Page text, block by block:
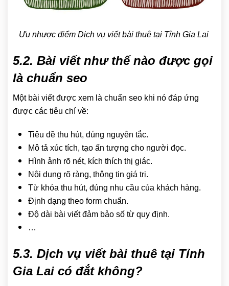
Ưu nhược điểm Dịch vụ viết bài thuê tại Tỉnh Gia Lai
5.2. Bài viết như thế nào được gọi
là chuẩn seo
Một bài viết được xem là chuẩn seo khi nó đáp ứng
được các tiêu chí về:
Tiêu đề thu hút, đúng nguyên tắc.
Mô tả xúc tích, tạo ấn tượng cho người đọc.
Hình ảnh rõ nét, kích thích thị giác.
Nội dung rõ ràng, thông tin giá trị.
Từ khóa thu hút, đúng nhu cầu của khách hàng.
Định dạng theo form chuẩn.
Độ dài bài viết đảm bảo số từ quy định.
…
5.3. Dịch vụ viết bài thuê tại Tỉnh
Gia Lai có đắt không?